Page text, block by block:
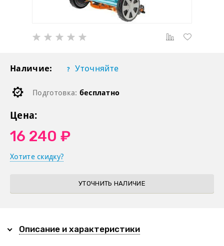
Наличие: Уточняйте
Подготовка: бесплатно
Цена:
16 240 ₽
Хотите скидку?
УТОЧНИТЬ НАЛИЧИЕ
Описание и характеристики